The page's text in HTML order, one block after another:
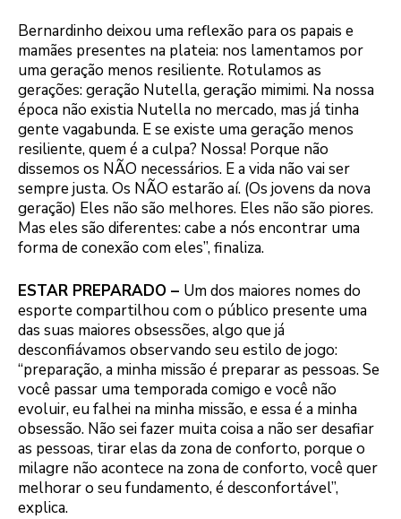
Bernardinho deixou uma reflexão para os papais e
mamães presentes na plateia: nos lamentamos por
uma geração menos resiliente. Rotulamos as
gerações: geração Nutella, geração mimimi. Na nossa
época não existia Nutella no mercado, mas já tinha
gente vagabunda. E se existe uma geração menos
resiliente, quem é a culpa? Nossa! Porque não
dissemos os NÃO necessários. E a vida não vai ser
sempre justa. Os NÃO estarão aí. (Os jovens da nova
geração) Eles não são melhores. Eles não são piores.
Mas eles são diferentes: cabe a nós encontrar uma
forma de conexão com eles”, finaliza.
ESTAR PREPARADO – Um dos maiores nomes do
esporte compartilhou com o público presente uma
das suas maiores obsessões, algo que já
desconfiávamos observando seu estilo de jogo:
“preparação, a minha missão é preparar as pessoas. Se
você passar uma temporada comigo e você não
evoluir, eu falhei na minha missão, e essa é a minha
obsessão. Não sei fazer muita coisa a não ser desafiar
as pessoas, tirar elas da zona de conforto, porque o
milagre não acontece na zona de conforto, você quer
melhorar o seu fundamento, é desconfortável”,
explica.